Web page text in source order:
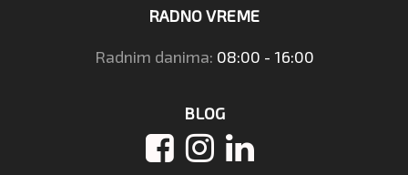
RADNO VREME
Radnim danima: 08:00 - 16:00
BLOG